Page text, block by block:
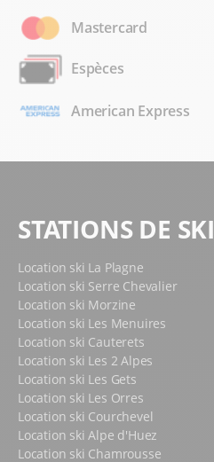
Mastercard
Espèces
American Express
STATIONS DE SKI
Location ski La Plagne
Location ski Serre Chevalier
Location ski Morzine
Location ski Les Menuires
Location ski Cauterets
Location ski Les 2 Alpes
Location ski Les Gets
Location ski Les Orres
Location ski Courchevel
Location ski Alpe d'Huez
Location ski Chamrousse